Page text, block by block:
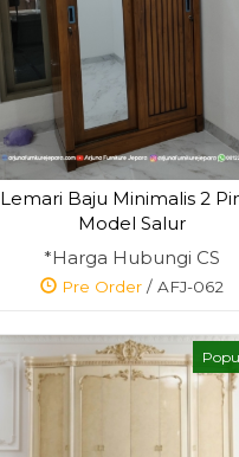
Lemari Baju Minimalis 2
Model Salur
*Harga Hubungi CS
Pre Order/ AFJ-062
Meja
Ganesa
*Harga
CS
Pre Order